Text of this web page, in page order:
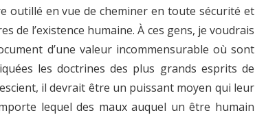
outillé en vue de cheminer en toute sécurité et
de l’existence humaine. À ces gens, je voudrais
d’une valeur incommensurable où sont
les doctrines des plus grands esprits de
il devrait être un puissant moyen qui leur
lequel des maux auquel un être humain